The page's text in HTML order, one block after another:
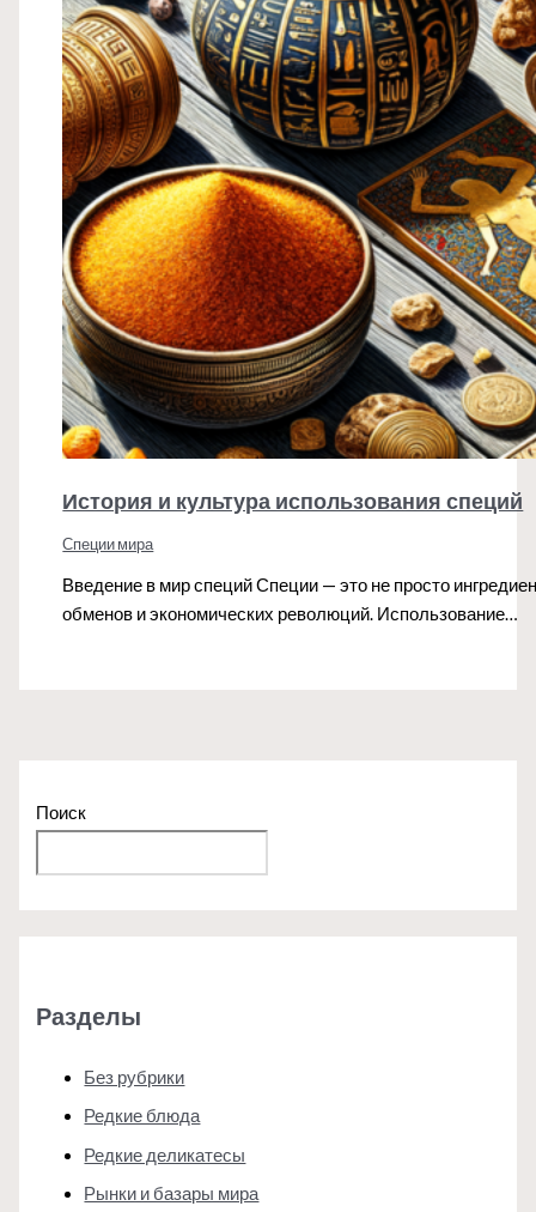
История и культура использования специй
Специи мира
Введение в мир специй Специи — это не просто
обменов и экономических революций. Использование…
Поиск
Разделы
Без рубрики
Редкие блюда
Редкие деликатесы
Рынки и базары мира